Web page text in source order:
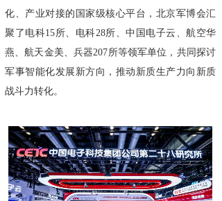
化、产业对接的国家级核心平台，北京军博会汇
聚了电科15所、电科28所、中国电子云、航空华
燕、航天金美、兵器207所等领军单位，共同探讨
军事智能化发展新方向，推动新质生产力向新质
战斗力转化。